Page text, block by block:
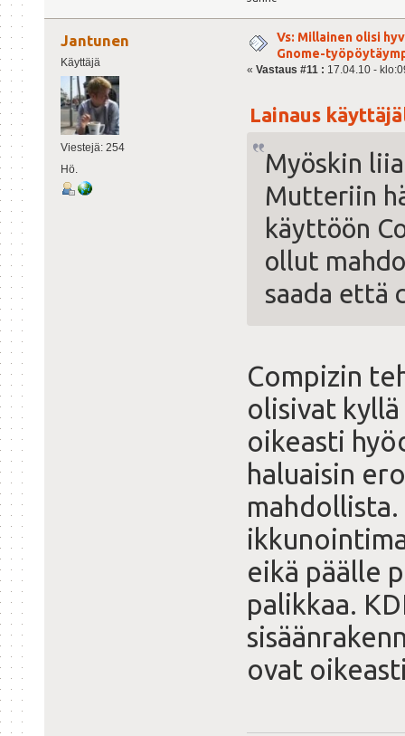
Jantunen
Käyttäjä
Viestejä: 254
Hö.
Vs: Millainen olisi
Gnome-
« Vastaus #11 : 17.04.10 -
Lainaus
Myöskin
Mutteriin
käyttöön
ollut
saada että
Compizin
olisivat
oikeasti
haluaisin
eikä päälle
palikkaa.
ovat